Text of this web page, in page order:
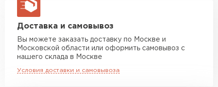
макс. длина груза 13,5 м
Манипулятор до 5 тн
Манипулятор до 10 тн
макс. длина груза 8 м
Доставка и самовывоз
Вы можете заказать доставку по Москве и
Московской области или оформить самовывоз с
нашего склада в Москве
Условия доставки и самовывоза